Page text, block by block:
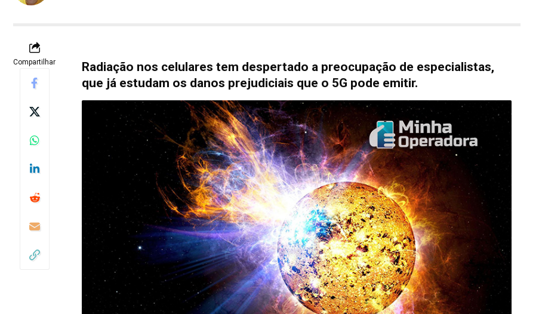
Compartilhar
Radiação nos celulares tem despertado a preocupação de especialistas,
que já estudam os danos prejudiciais que o 5G pode emitir.